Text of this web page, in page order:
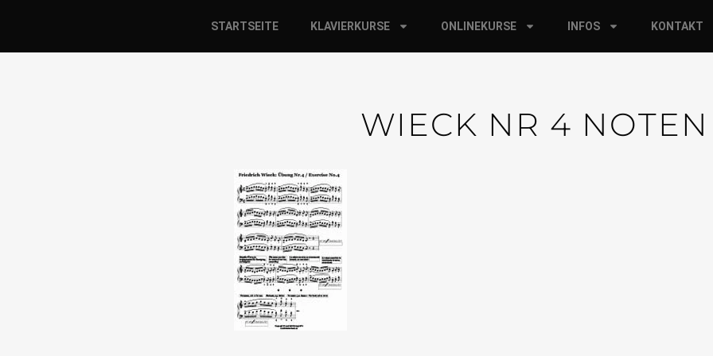
STARTSEITE KLAVIERKURSE ONLINEKURSE INFOS KONTAKT
WIECK NR 4 NOTEN